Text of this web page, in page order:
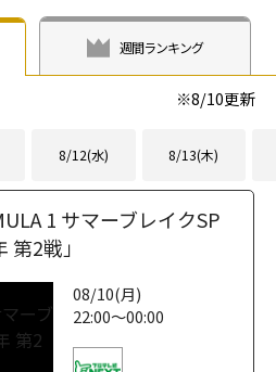
週間ランキング
※8/10更新
8/12(水) 8/13(木)
1 サマーブレイクSP
2戦」
08/10(月)
22:00～00:00